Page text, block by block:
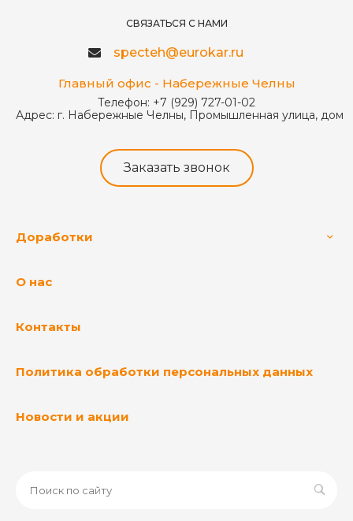
СВЯЗАТЬСЯ С НАМИ
specteh@eurokar.ru
Главный офис - Набережные Челны
Телефон: +7 (929) 727-01-02
Адрес: г. Набережные Челны, Промышленная улица, дом
Заказать звонок
Доработки
О нас
Контакты
Политика обработки персональных данных
Новости и акции